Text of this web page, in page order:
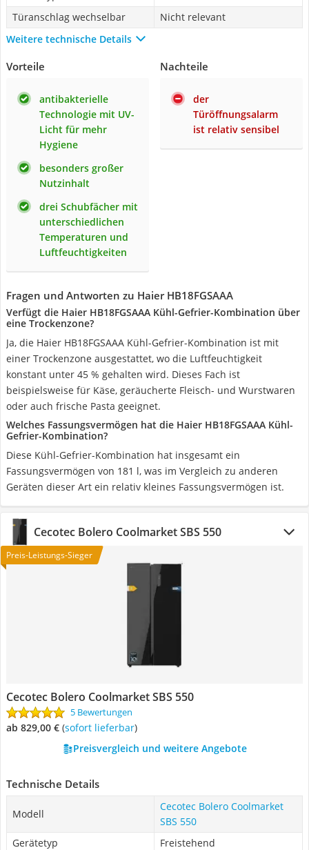
Türanschlag wechselbar
Nicht relevant
Weitere technische Details
Vorteile
antibakterielle
Technologie mit UV-
Licht für mehr
Hygiene
besonders großer
Nutzinhalt
drei Schubfächer mit
unterschiedlichen
Temperaturen und
Luftfeuchtigkeiten
Nachteile
der
Türöffnungsalarm
ist relativ sensibel
Fragen und Antworten zu Haier HB18FGSAAA
Verfügt die Haier HB18FGSAAA Kühl-Gefrier-Kombination über
eine Trockenzone?
Ja, die Haier HB18FGSAAA Kühl-Gefrier-Kombination ist mit
einer Trockenzone ausgestattet, wo die Luftfeuchtigkeit
konstant unter 45 % gehalten wird. Dieses Fach ist
beispielsweise für Käse, geräucherte Fleisch- und Wurstwaren
oder auch frische Pasta geeignet.
Welches Fassungsvermögen hat die Haier HB18FGSAAA Kühl-
Gefrier-Kombination?
Diese Kühl-Gefrier-Kombination hat insgesamt ein
Fassungsvermögen von 181 l, was im Vergleich zu anderen
Geräten dieser Art ein relativ kleines Fassungsvermögen ist.
Cecotec Bolero Coolmarket SBS 550
Preis-Leistungs-Sieger
Cecotec Bolero Coolmarket SBS 550
5 Bewertungen
ab 829,00 € ( Sofort lieferbar)
Preisvergleich und weitere Angebote
Technische Details
Modell
Cecotec Bolero Coolmarket
SBS 550
Gerätetyp
Freistehend